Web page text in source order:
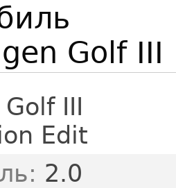
Golf III
Golf III
Edit
2.0